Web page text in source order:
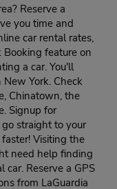
Reserve a
you time and
car rental rates,
Booking feature on
a car. You'll
York. Check
Chinatown, the
Signup for
straight to your
Visiting the
need help finding
Reserve a GPS
from LaGuardia